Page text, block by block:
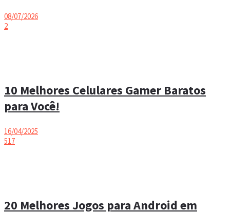
08/07/2026
2
10 Melhores Celulares Gamer Baratos
para Você!
16/04/2025
517
20 Melhores Jogos para Android em